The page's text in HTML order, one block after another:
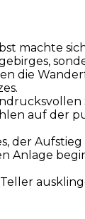
machte
die
auf der
der
Anlage